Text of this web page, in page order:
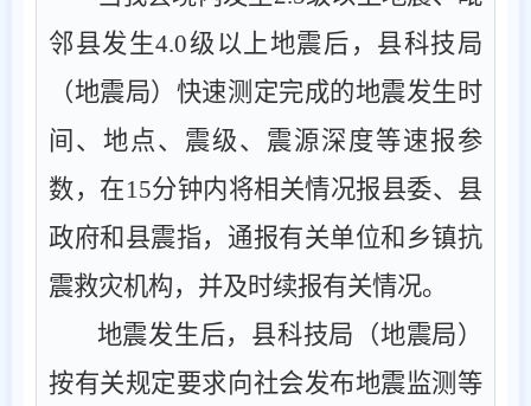
邻县发生4.0级以上地震后，县科技局
（地震局） 快速测定完成的地震发生时
间、地点、震级、震源深度等速报参
数，在15分钟内将相关情况报县委、县
政府和县震指，通报有关单位和乡镇抗
震救灾机构，并及时续报有关情况。
地震发生后，县科技局（地震局）
按有关规定要求向社会发布地震监测等